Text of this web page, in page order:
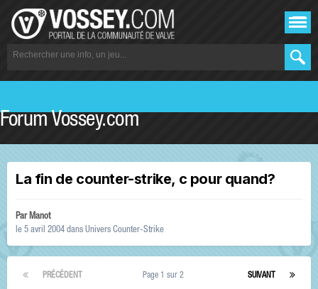
Forum Vossey.com
La fin de counter-strike, c pour quand?
ParManot
le 5 avril 2004 dans Univers Counter-Strike
PRÉCÉDENT SUIVANT
Page 1 sur 2